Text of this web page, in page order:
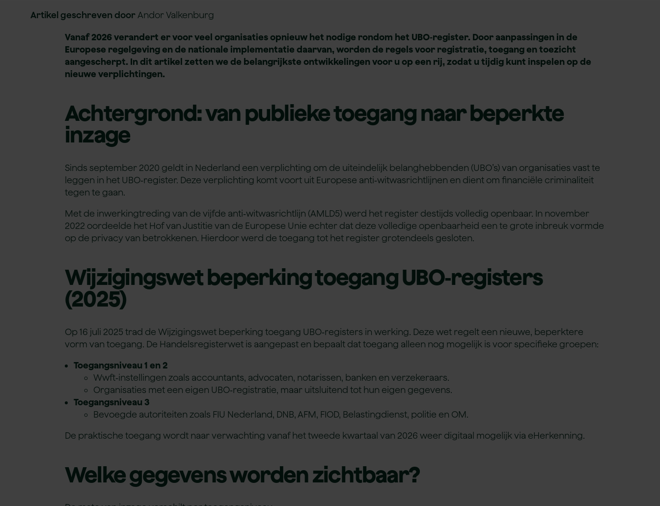
Subsidieadvies
Artikel geschreven door Andor Valkenburg
Vanaf 2026 verandert er voor veel organisaties opnieuw het nodige rondom het UBO‑register. Door aanpassingen in de
Europese regelgeving en de nationale implementatie daarvan, worden de regels voor registratie, toegang en toezicht
aangescherpt. In dit artikel zetten we de belangrijkste ontwikkelingen voor u op een rij, zodat u tijdig kunt inspelen op de
nieuwe verplichtingen.
Achtergrond: van publieke toegang naar beperkte
inzage
Sinds september 2020 geldt in Nederland een verplichting om de uiteindelijk belanghebbenden (UBO’s) van organisaties vast te
leggen in het UBO‑register. Deze verplichting komt voort uit Europese anti‑witwasrichtlijnen en dient om financiële criminaliteit
tegen te gaan.
Met de inwerkingtreding van de vijfde anti‑witwasrichtlijn (AMLD5) werd het register destijds volledig openbaar. In november
2022 oordeelde het Hof van Justitie van de Europese Unie echter dat deze volledige openbaarheid een te grote inbreuk vormde
op de privacy van betrokkenen. Hierdoor werd de toegang tot het register grotendeels gesloten.
Wijzigingswet beperking toegang UBO‑registers
(2025)
Op 16 juli 2025 trad de Wijzigingswet beperking toegang UBO‑registers in werking. Deze wet regelt een nieuwe, beperktere
vorm van toegang. De Handelsregisterwet is aangepast en bepaalt dat toegang alleen nog mogelijk is voor specifieke groepen:
Toegangsniveau 1 en 2
Wwft‑instellingen zoals accountants, advocaten, notarissen, banken en verzekeraars.
Organisaties met een eigen UBO‑registratie, maar uitsluitend tot hun eigen gegevens.
Toegangsniveau 3
Bevoegde autoriteiten zoals FIU Nederland, DNB, AFM, FIOD, Belastingdienst, politie en OM.
De praktische toegang wordt naar verwachting vanaf het tweede kwartaal van 2026 weer digitaal mogelijk via eHerkenning.
Welke gegevens worden zichtbaar?